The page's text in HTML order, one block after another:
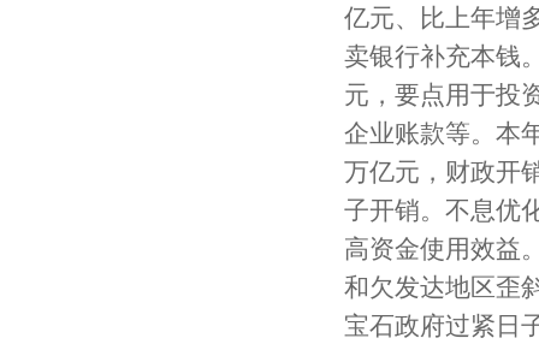
亿元、比上年增
卖银行补充本钱
元，要点用于投
企业账款等。本
万亿元，财政开
子开销。不息优
高资金使用效益
和欠发达地区歪
宝石政府过紧日